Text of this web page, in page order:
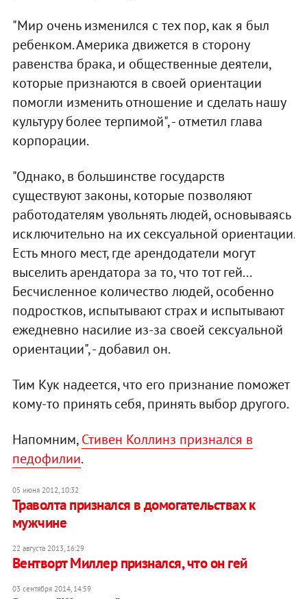
"Мир очень изменился с тех пор, как я был
ребенком. Америка движется в сторону
равенства брака, и общественные деятели,
которые признаются в своей ориентации
помогли изменить отношение и сделать нашу
культуру более терпимой", - отметил глава
корпорации.
"Однако, в большинстве государств
существуют законы, которые позволяют
работодателям увольнять людей, основываясь
исключительно на их сексуальной ориентации.
Есть много мест, где арендодатели могут
выселить арендатора за то, что тот гей...
Бесчисленное количество людей, особенно
подростков, испытывают страх и испытывают
ежедневно насилие из-за своей сексуальной
ориентации", - добавил он.
Тим Кук надеется, что его признание поможет
кому-то принять себя, принять выбор другого.
Напомним,Стивен Коллинз признался в
педофилии.
05 июня 2012, 10:32
Траволта признался в домогательствах к
мужчине
22 августа 2013, 16:29
Вентворт Миллер признался, что он гей
03 сентября 2014, 14:59